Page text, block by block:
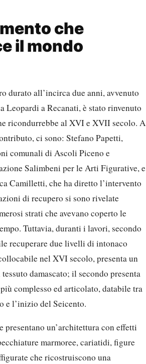
che
il mondo
durato all’incirca due anni, avvenuto
Leopardi a Recanati, è stato rinvenuto
ricondurrebbe al XVI e XVII secolo. A
ci sono: Stefano Papetti,
comunali di Ascoli Piceno e
Salimbeni per le Arti Figurative, e
Camilletti, che ha diretto l’intervento
di recupero si sono rivelate
strati che avevano coperto le
Tuttavia, duranti i lavori, secondo
recuperare due livelli di intonaco
nel XVI secolo, presenta un
damascato; il secondo presenta
complesso ed articolato, databile tra
e l’inizio del Seicento.
presentano un’architettura con effetti
marmoree, cariatidi, figure
che ricostruiscono una